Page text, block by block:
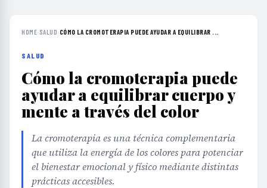
HOME› SALUD› CÓMO LA CROMOTERAPIA PUEDE AYUDAR A EQUILIBRAR ...
SALUD
Cómo la cromoterapia puede
ayudar a equilibrar cuerpo y
mente a través del color
La cromoterapia es una técnica complementaria
que utiliza la energía de los colores para potenciar
el bienestar emocional y físico mediante distintas
prácticas accesibles.